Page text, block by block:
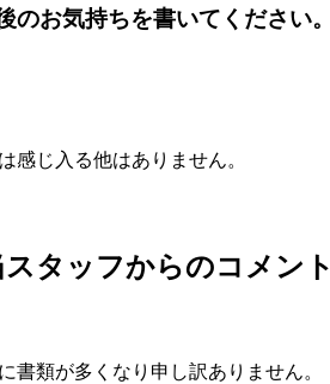
のお気持ちを書いてください。
感じ入る他はありません。
スタッフからのコメント
類が多くなり申し訳ありません。